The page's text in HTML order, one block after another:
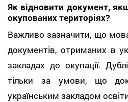
Як відновити документ,
окупованих територіях?
Важливо зазначити, що
документів, отриманих в
закладах до окупації.
тільки за умови, що
українським закладом